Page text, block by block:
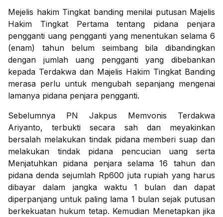
Mejelis hakim Tingkat banding menilai putusan Majelis
Hakim Tingkat Pertama tentang pidana penjara
pengganti uang pengganti yang menentukan selama 6
(enam) tahun belum seimbang bila dibandingkan
dengan jumlah uang pengganti yang dibebankan
kepada Terdakwa dan Majelis Hakim Tingkat Banding
merasa perlu untuk mengubah sepanjang mengenai
lamanya pidana penjara pengganti.
Sebelumnya PN Jakpus Memvonis Terdakwa
Ariyanto, terbukti secara sah dan meyakinkan
bersalah melakukan tindak pidana memberi suap dan
melakukan tindak pidana pencucian uang serta
Menjatuhkan pidana penjara selama 16 tahun dan
pidana denda sejumlah Rp600 juta rupiah yang harus
dibayar dalam jangka waktu 1 bulan dan dapat
diperpanjang untuk paling lama 1 bulan sejak putusan
berkekuatan hukum tetap. Kemudian Menetapkan jika